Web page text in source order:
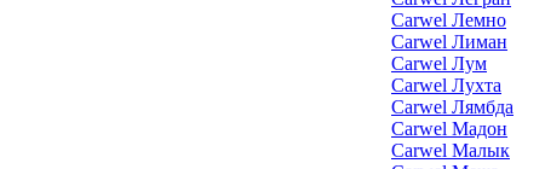
Carwel Лемно
Carwel Лиман
Carwel Лум
Carwel Лухта
Carwel Лямбда
Carwel Мадон
Carwel Малык